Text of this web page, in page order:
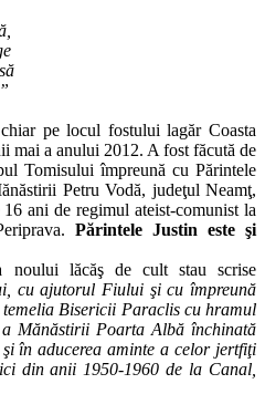
pe locul fostului lagăr Coasta
mai a anului 2012. A fost făcută de
Tomisului împreună cu Părintele
Petru Vodă, judeţul Neamţ,
ani de regimul ateist-comunist la
Părintele Justin este şi
noului lăcăş de cult stau scrise
cu ajutorul Fiului şi cu împreună
Bisericii Paraclis cu hramul
Mănăstirii Poarta Albă închinată
în aducerea aminte a celor jertfiţi
din anii 1950-1960 de la Canal,